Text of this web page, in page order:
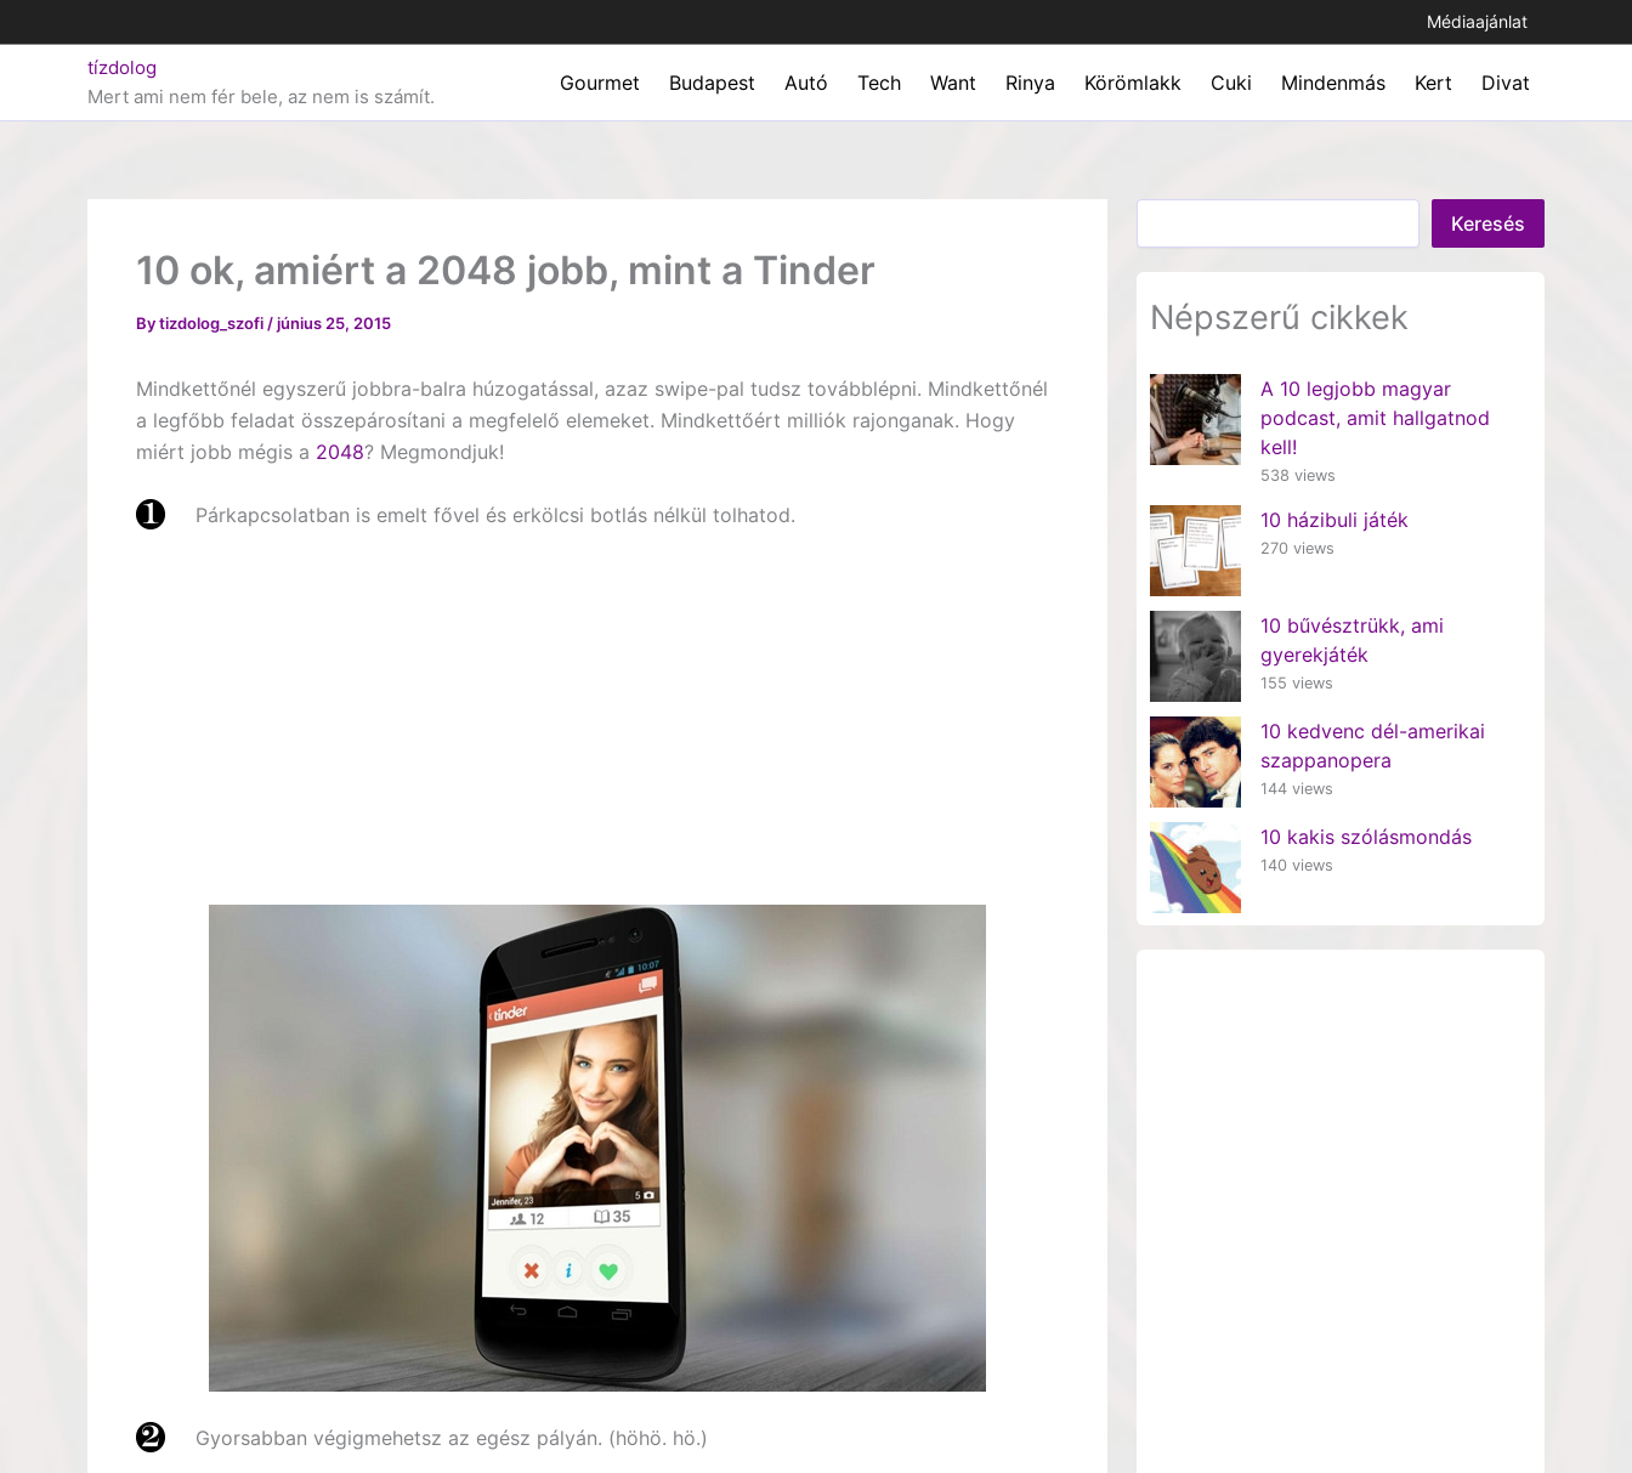
to
Médiaajánlat
tízdolog
Mert ami nem fér bele, az nem is számít.
Gourmet Budapest Autó Tech Want Rinya Körömlakk Cuki Mindenmás Kert Divat
10 ok, amiért a 2048 jobb, mint a Tinder
Bytizdolog_szofi /június 25, 2015
Mindkettőnél egyszerű jobbra-balra húzogatással, azaz swipe-pal tudsz továbblépni. Mindkettőnél
a legfőbb feladat összepárosítani a megfelelő elemeket. Mindkettőért milliók rajonganak. Hogy
miért jobb mégis a 2048? Megmondjuk!
Párkapcsolatban is emelt fővel és erkölcsi botlás nélkül tolhatod.
Gyorsabban végigmehetsz az egész pályán. (höhö. hö.)
Keresés
Népszerű cikkek
A 10 legjobb magyar
podcast, amit hallgatnod
kell!
538 views
10 házibuli játék
270 views
10 bűvésztrükk, ami
gyerekjáték
155 views
10 kedvenc dél-amerikai
szappanopera
144 views
10 kakis szólásmondás
140 views